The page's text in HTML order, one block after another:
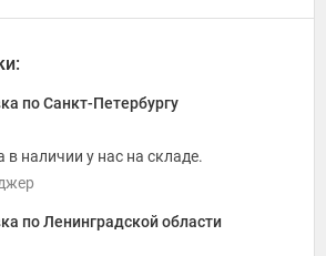
по Санкт-Петербургу
в наличии у нас на складе.
по Ленинградской области